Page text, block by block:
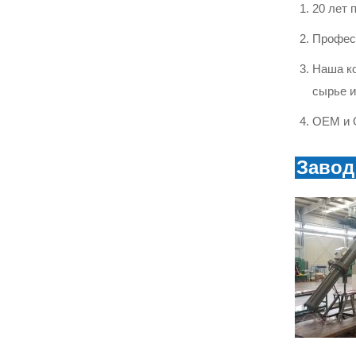
20 лет
Наша
сырье
OEM и
Завод